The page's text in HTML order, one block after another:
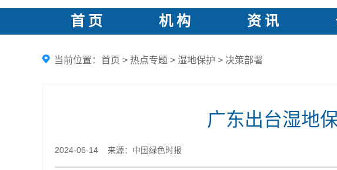
首 页 机 构 资 讯
当前位置： 首页 > 热点专题 > 湿地保护 > 决策部署
广东出台湿地
2024-06-14 来源：中国绿色时报